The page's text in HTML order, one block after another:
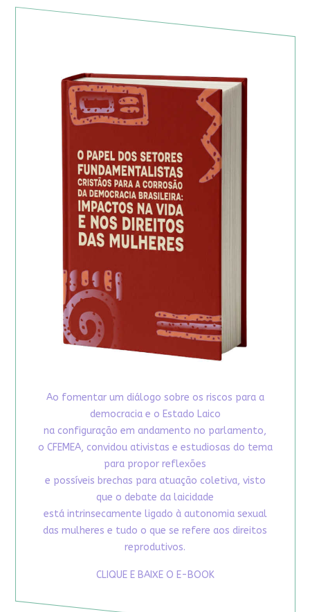
Ao fomentar um diálogo sobre os riscos para a
democracia e o Estado Laico
na configuração em andamento no parlamento,
o CFEMEA, convidou ativistas e estudiosas do tema
para propor reflexões
e possíveis brechas para atuação coletiva, visto
que o debate da laicidade
está intrinsecamente ligado à autonomia sexual
das mulheres e tudo o que se refere aos direitos
reprodutivos.
CLIQUE E BAIXE O E-BOOK